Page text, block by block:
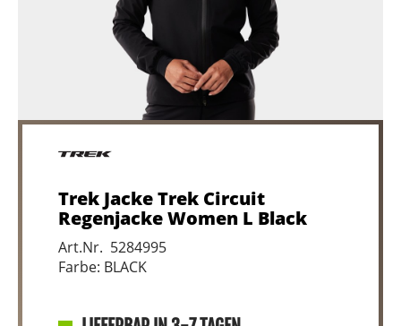
Trek Jacke Trek Circuit
Regenjacke Women L Black
Art.Nr. 5284995
Farbe: BLACK